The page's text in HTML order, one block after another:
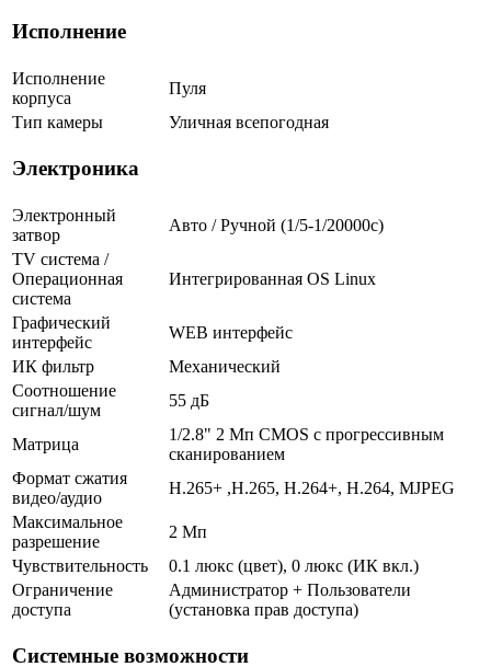
Исполнение
Исполнение
корпуса
Пуля
Тип камеры
Уличная всепогодная
Электроника
Электронный
затвор
Авто / Ручной (1/5-1/20000c)
TV система /
Операционная
система
Интегрированная OS Linux
Графический
интерфейс
WEB интерфейс
ИК фильтр
Механический
Соотношение
сигнал/шум
55 дБ
Матрица
1/2.8" 2 Мп CMOS с прогрессивным
сканированием
Формат сжатия
видео/аудио
H.265+ ,H.265, H.264+, H.264, MJPEG
Максимальное
разрешение
2 Мп
Чувствительность
0.1 люкс (цвет), 0 люкс (ИК вкл.)
Ограничение
доступа
Администратор + Пользователи
(установка прав доступа)
Системные возможности